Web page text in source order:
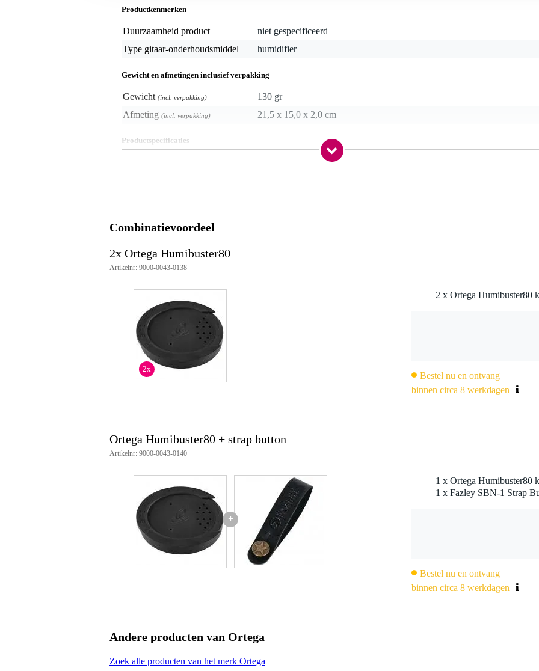
Productkenmerken
Duurzaamheid product
niet gespecificeerd
Type gitaar-onderhoudsmiddel
humidifier
Gewicht en afmetingen inclusief verpakking
Gewicht (incl. verpakking)
130 gr
Afmeting (incl. verpakking) 21,5 x 15,0 x 2,0 cm
Productspecificaties
Combinatievoordeel
2x Ortega Humibuster80
Artikelnr: 9000-0043-0138
2x
Bestel nu en ontvang
binnen circa 8 werkdagen
Ortega Humibuster80 + strap button
Artikelnr: 9000-0043-0140
+
1 x Fazley SBN-1 Strap
Bestel nu en ontvang
binnen circa 8 werkdagen
Andere producten van Ortega
Zoek alle producten van het merk Ortega